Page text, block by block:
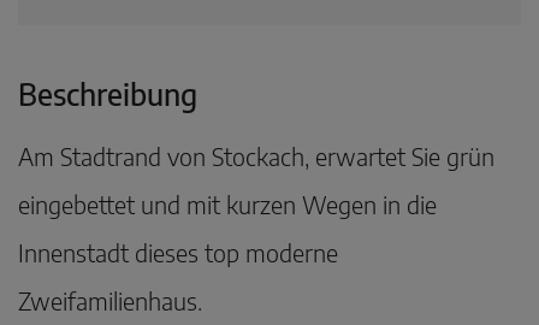
Beschreibung
Am Stadtrand von Stockach, erwartet Sie grün
eingebettet und mit kurzen Wegen in die
Innenstadt dieses top moderne
Zweifamilienhaus.